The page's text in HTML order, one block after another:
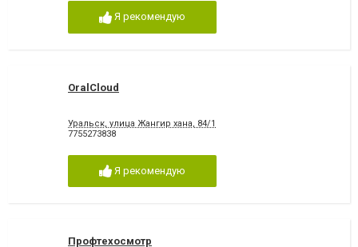
Я рекомендую
OralCloud
Уральск, улица Жангир хана, 84/1
7755273838
Я рекомендую
Профтехосмотр